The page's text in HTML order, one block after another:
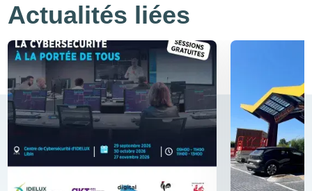
Actualités liées